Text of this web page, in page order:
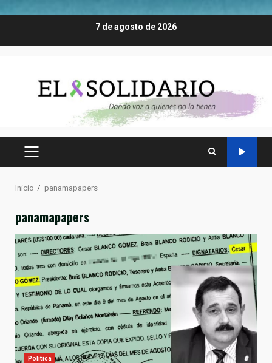
7 de agosto de 2026
MENÚ
Inicio panamapapers
panamapapers
Política